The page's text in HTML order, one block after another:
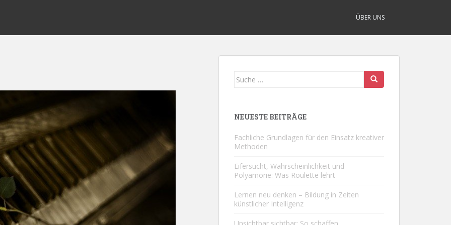
ÜBER UNS
Suche
NEUESTE BEITRÄGE
Fachliche Grundlagen für den Einsatz kreativer
Methoden
Eifersucht, Wahrscheinlichkeit und
Polyamorie: Was Roulette lehrt
Lernen neu denken – Bildung in Zeiten
künstlicher Intelligenz